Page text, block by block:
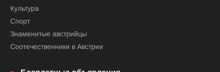
Культура
Спорт
Знаменитые австрийцы
Соотечественники в Австрии